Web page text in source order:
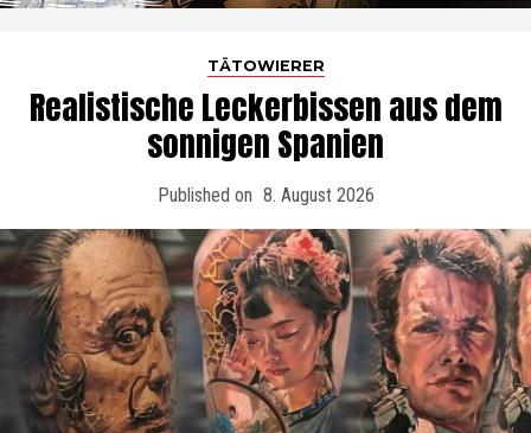
TÄTOWIERER
Realistische Leckerbissen aus dem
sonnigen Spanien
Published on 8. August 2026